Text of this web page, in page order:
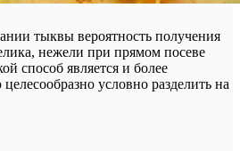
тыквы вероятность получения
нежели при прямом посеве
способ является и более
условно разделить на